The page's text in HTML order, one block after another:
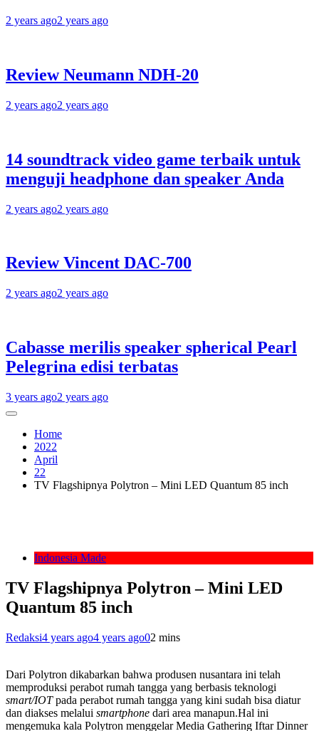
2 years ago2 years ago
Review Neumann NDH-20
2 years ago2 years ago
14 soundtrack video game terbaik untuk
menguji headphone dan speaker Anda
2 years ago2 years ago
Review Vincent DAC-700
2 years ago2 years ago
Cabasse merilis speaker spherical Pearl
Pelegrina edisi terbatas
3 years ago2 years ago
Home
2022
April
22
TV Flagshipnya Polytron – Mini LED Quantum 85 inch
Indonesia Made
TV Flagshipnya Polytron – Mini LED
Quantum 85 inch
Redaksi4 years ago4 years ago02 mins
Dari Polytron dikabarkan bahwa produsen nusantara ini telah
memproduksi perabot rumah tangga yang berbasis teknologi
smart/IOTpada perabot rumah tangga yang kini sudah bisa diatur
dan diakses melalui smartphone dari area manapun.Hal ini
mengemuka kala Polytron menggelar Media Gathering Iftar Dinner